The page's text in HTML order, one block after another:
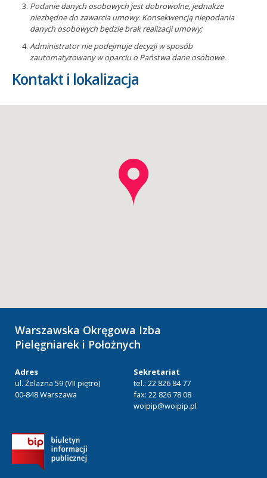
Podanie danych osobowych jest dobrowolne, jednakże
niezbędne do zawarcia umowy. Konsekwencją niepodania
danych osobowych będzie brak realizacji umowy;
Administrator nie podejmuje decyzji w sposób
zautomatyzowany w oparciu o Państwa dane osobowe.
Kontakt i lokalizacja
Warszawska Okręgowa Izba
Pielęgniarek i Położnych
Adres
ul. Żelazna 59 (VII piętro)
00-848 Warszawa
Sekretariat
tel.: 22 826 84 77
fax: 22 826 78 08
woipip@woipip.pl